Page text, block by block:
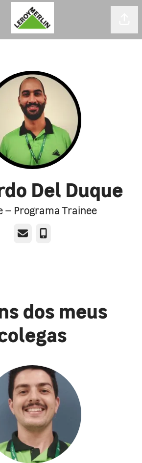
Del Duque
– Programa Trainee
E-mail Telefone
dos meus